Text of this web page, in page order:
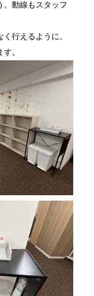
、動線もスタッフ
行えるように、
。